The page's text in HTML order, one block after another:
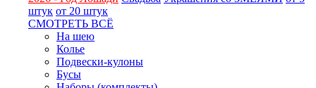
штук от 20 штук
СМОТРЕТЬ ВСЁ
На шею
Колье
Подвески-кулоны
Бусы